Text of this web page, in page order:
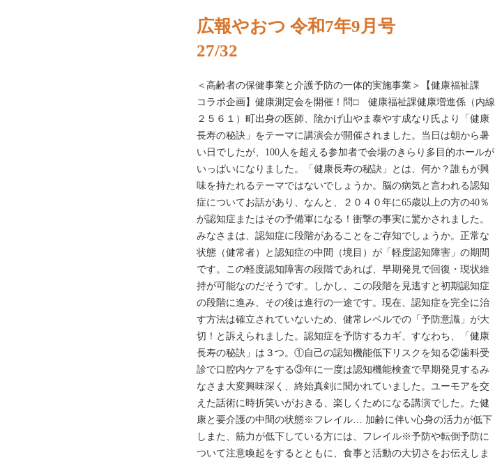
広報やおつ 令和7年9月号
27/32
＜高齢者の保健事業と介護予防の一体的実施事業＞【健康福祉課
コラボ企画】健康測定会を開催！問□ 健康福祉課健康増進係（内線
２５６１）町出身の医師、隂かげ山やま泰やす成なり氏より「健康
長寿の秘訣」をテーマに講演会が開催されました。当日は朝から暑
い日でしたが、100人を超える参加者で会場のきらり多目的ホールが
いっぱいになりました。「健康長寿の秘訣」とは、何か？誰もが興
味を持たれるテーマではないでしょうか。脳の病気と言われる認知
症についてお話があり、なんと、２０４０年に65歳以上の方の40％
が認知症またはその予備軍になる！衝撃の事実に驚かされました。
みなさまは、認知症に段階があることをご存知でしょうか。正常な
状態（健常者）と認知症の中間（境目）が「軽度認知障害」の期間
です。この軽度認知障害の段階であれば、早期発見で回復・現状維
持が可能なのだそうです。しかし、この段階を見逃すと初期認知症
の段階に進み、その後は進行の一途です。現在、認知症を完全に治
す方法は確立されていないため、健常レベルでの「予防意識」が大
切！と訴えられました。認知症を予防するカギ、すなわち、「健康
長寿の秘訣」は３つ。①自己の認知機能低下リスクを知る②歯科受
診で口腔内ケアをする③年に一度は認知機能検査で早期発見するみ
なさま大変興味深く、終始真剣に聞かれていました。ユーモアを交
えた話術に時折笑いがおきる、楽しくためになる講演でした。た健
康と要介護の中間の状態※フレイル… 加齢に伴い心身の活力が低下
しまた、筋力が低下している方には、フレイル※予防や転倒予防に
ついて注意喚起をするとともに、食事と活動の大切さをお伝えしま